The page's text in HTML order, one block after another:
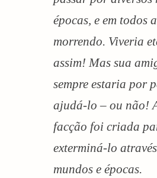
épocas, e em todos
morrendo. Viveria
assim! Mas sua
sempre estaria por
ajudá-lo – ou não!
facção foi criada
exterminá-lo
mundos e épocas.